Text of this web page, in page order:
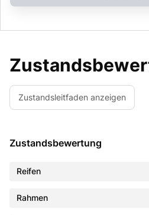
Zustandsleitfaden anzeigen
Zustandsbewertung
Reifen
Rahmen